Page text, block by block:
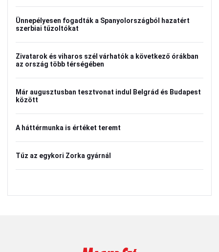
Ünnepélyesen fogadták a Spanyolországból hazatért
szerbiai tűzoltókat
Zivatarok és viharos szél várhatók a következő órákban
az ország több térségében
Már augusztusban tesztvonat indul Belgrád és Budapest
között
A háttérmunka is értéket teremt
Tűz az egykori Zorka gyárnál